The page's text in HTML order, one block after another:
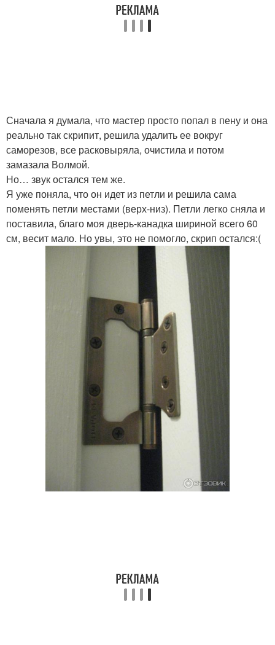
Сначала я думала, что мастер просто попал в пену и она
реально так скрипит, решила удалить ее вокруг
саморезов, все расковыряла, очистила и потом
замазала Волмой.
Но… звук остался тем же.
Я уже поняла, что он идет из петли и решила сама
поменять петли местами (верх-низ). Петли легко сняла и
поставила, благо моя дверь-канадка шириной всего 60
см, весит мало. Но увы, это не помогло, скрип остался:(